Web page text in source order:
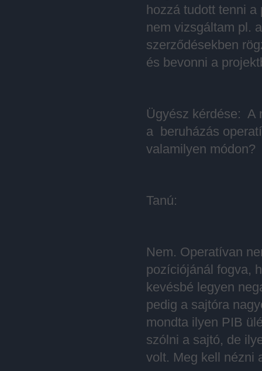
hozzá tudott tenni
nem vizsgáltam pl.
szerződésekben
és bevonni a
Ügyész kérdése:
a beruházás
valamilyen módon?
Tanú:
Nem. Operatívan
pozíciójánál fogva,
kevésbé legyen
pedig a sajtóra
mondta ilyen PIB
szólni a sajtó, de
volt. Meg kell nézni